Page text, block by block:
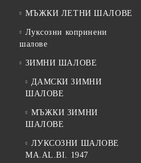
МЪЖКИ ЛЕТНИ ШАЛОВЕ
Луксозни копринени
шалове
ЗИМНИ ШАЛОВЕ
ДАМСКИ ЗИМНИ
ШАЛОВЕ
МЪЖКИ ЗИМНИ
ШАЛОВЕ
ЛУКСОЗНИ ШАЛОВЕ
MA.AL.BI. 1947